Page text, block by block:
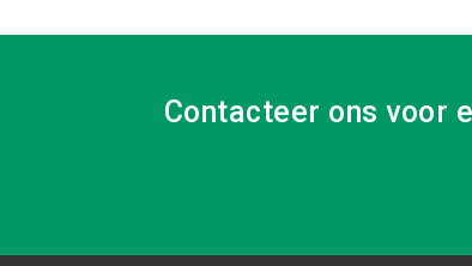
Contacteer ons voor